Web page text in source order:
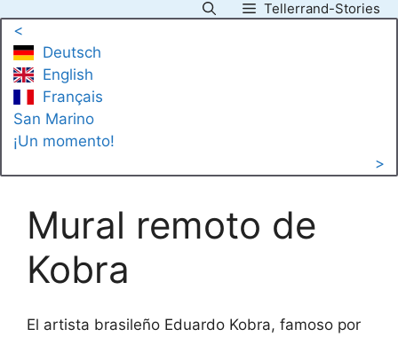
contenido
Tellerrand-Stories
<
Deutsch
English
Français
San Marino
¡Un momento!
>
Mural remoto de
Kobra
El artista brasileño Eduardo Kobra, famoso por